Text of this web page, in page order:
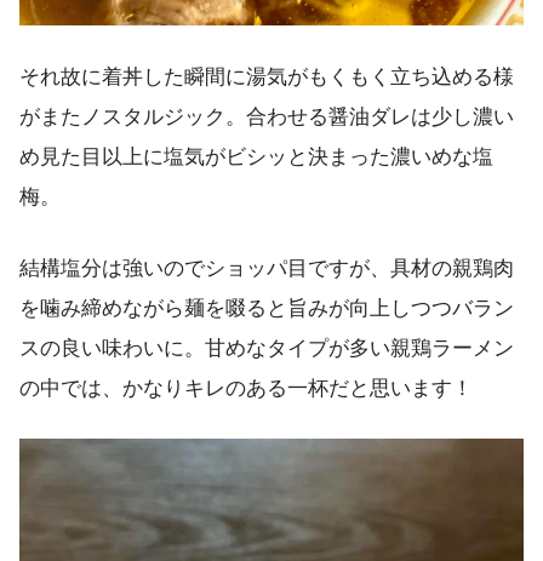
それ故に着丼した瞬間に湯気がもくもく立ち込める様
がまたノスタルジック。合わせる醤油ダレは少し濃い
め見た目以上に塩気がビシッと決まった濃いめな塩
梅。
結構塩分は強いのでショッパ目ですが、具材の親鶏肉
を噛み締めながら麺を啜ると旨みが向上しつつバラン
スの良い味わいに。甘めなタイプが多い親鶏ラーメン
の中では、かなりキレのある一杯だと思います！